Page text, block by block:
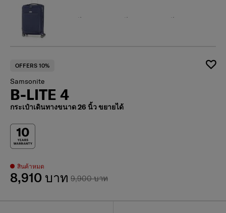
OFFERS 10%
Samsonite
B-LITE 4
กระเป๋าเดินทางขนาด 26 นิ้ว ขยายได้
สินค้าหมด
9,900 บาท
8,910 บาท